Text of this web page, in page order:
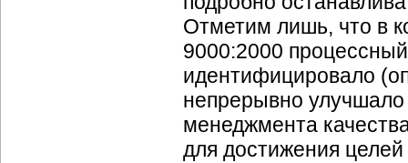
Отметим лишь, что в
9000:2000
идентифицировало
непрерывно
менеджмента
для достижения